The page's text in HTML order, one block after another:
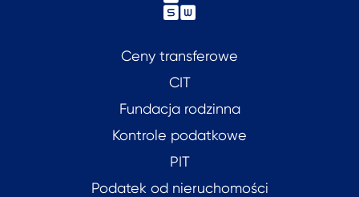
Ceny transferowe
CIT
Fundacja rodzinna
Kontrole podatkowe
PIT
Podatek od nieruchomości